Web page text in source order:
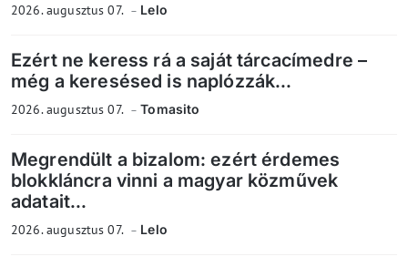
2026. augusztus 07. Lelo
Ezért ne keress rá a saját tárcacímedre –
még a keresésed is naplózzák...
2026. augusztus 07. Tomasito
Megrendült a bizalom: ezért érdemes
blokkláncra vinni a magyar közművek
adatait...
2026. augusztus 07. Lelo